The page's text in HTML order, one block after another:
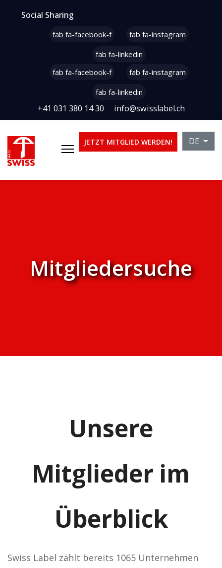
Social Sharing
fab fa-facebook-f
fab fa-instagram
fab fa-linkedin
fab fa-facebook-f
fab fa-instagram
fab fa-linkedin
+41 031 380 14 30 info@swisslabel.ch
JETZT MITGLIED WERDEN! DE
Mitgliedersuche
Unsere
Mitglieder im
Überblick
Swiss Label zählt bereits 1065 Unternehmen